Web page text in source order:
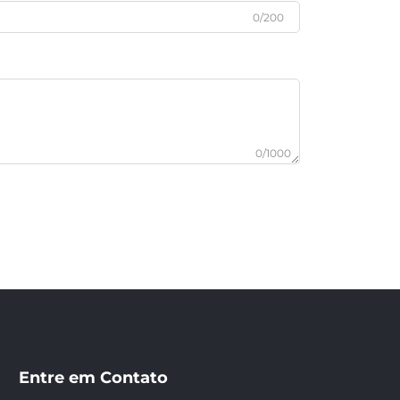
0/200
0/1000
Entre em Contato